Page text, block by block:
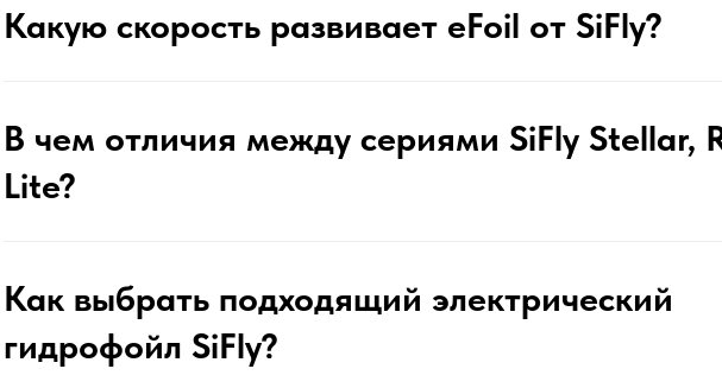
Какую скорость развивает eFoil от SiFly?
В чем отличия между сериями SiFly Stellar,
Lite?
Как выбрать подходящий электрический
гидрофойл SiFly?